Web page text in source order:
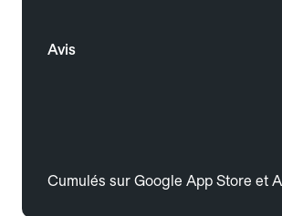
Avis
Cumulés sur Google App Store et